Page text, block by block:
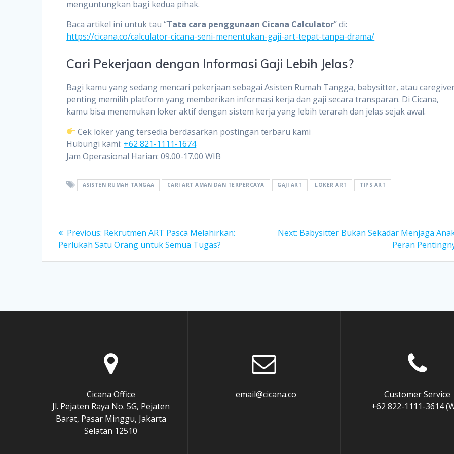
menguntungkan bagi kedua pihak.
Baca artikel ini untuk tau “Tata cara penggunaan Cicana Calculator” di:
https://cicana.co/calculator-cicana-seni-menentukan-gaji-art-tepat-tanpa-drama/
Cari Pekerjaan dengan Informasi Gaji Lebih Jelas?
Bagi kamu yang sedang mencari pekerjaan sebagai Asisten Rumah Tangga, babysitter, atau
penting memilih platform yang memberikan informasi kerja dan gaji secara transparan. Di Cicana,
kamu bisa menemukan loker aktif dengan sistem kerja yang lebih terarah dan jelas sejak awal.
Cek loker yang tersedia berdasarkan postingan terbaru kami
Hubungi kami: +62 821-1111-1674
Jam Operasional Harian: 09.00-17.00 WIB
ASISTEN RUMAH TANGAA CARI ART AMAN DAN TERPERCAYA GAJI ART LOKER ART TIPS ART
Post
navigation
Previous: Previous
post:
Rekrutmen ART Pasca Melahirkan:
Perlukah Satu Orang untuk Semua Tugas?
Next: Next
Babysitter Bukan Sekadar Menjaga
Peran
Cicana Office
Jl. Pejaten Raya No. 5G, Pejaten
Barat, Pasar Minggu, Jakarta
Selatan 12510
email@cicana.co
Customer Service
+62 822-1111-3614